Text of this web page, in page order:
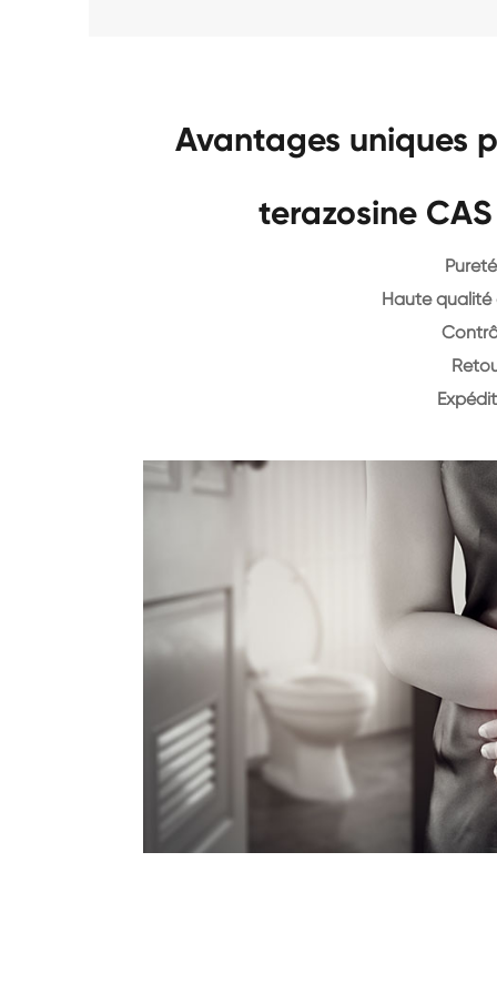
Avantages uniques
terazosine
Haute